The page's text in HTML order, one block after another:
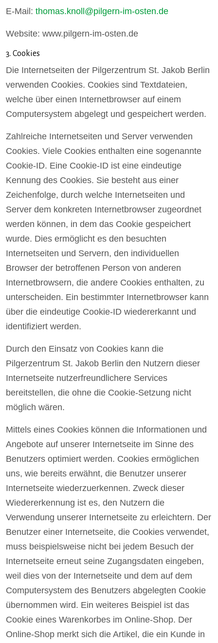
E-Mail: thomas.knoll@pilgern-im-osten.de
Website: www.pilgern-im-osten.de
3. Cookies
Die Internetseiten der Pilgerzentrum St. Jakob Berlin
verwenden Cookies. Cookies sind Textdateien,
welche über einen Internetbrowser auf einem
Computersystem abgelegt und gespeichert werden.
Zahlreiche Internetseiten und Server verwenden
Cookies. Viele Cookies enthalten eine sogenannte
Cookie-ID. Eine Cookie-ID ist eine eindeutige
Kennung des Cookies. Sie besteht aus einer
Zeichenfolge, durch welche Internetseiten und
Server dem konkreten Internetbrowser zugeordnet
werden können, in dem das Cookie gespeichert
wurde. Dies ermöglicht es den besuchten
Internetseiten und Servern, den individuellen
Browser der betroffenen Person von anderen
Internetbrowsern, die andere Cookies enthalten, zu
unterscheiden. Ein bestimmter Internetbrowser kann
über die eindeutige Cookie-ID wiedererkannt und
identifiziert werden.
Durch den Einsatz von Cookies kann die
Pilgerzentrum St. Jakob Berlin den Nutzern dieser
Internetseite nutzerfreundlichere Services
bereitstellen, die ohne die Cookie-Setzung nicht
möglich wären.
Mittels eines Cookies können die Informationen und
Angebote auf unserer Internetseite im Sinne des
Benutzers optimiert werden. Cookies ermöglichen
uns, wie bereits erwähnt, die Benutzer unserer
Internetseite wiederzuerkennen. Zweck dieser
Wiedererkennung ist es, den Nutzern die
Verwendung unserer Internetseite zu erleichtern. Der
Benutzer einer Internetseite, die Cookies verwendet,
muss beispielsweise nicht bei jedem Besuch der
Internetseite erneut seine Zugangsdaten eingeben,
weil dies von der Internetseite und dem auf dem
Computersystem des Benutzers abgelegten Cookie
übernommen wird. Ein weiteres Beispiel ist das
Cookie eines Warenkorbes im Online-Shop. Der
Online-Shop merkt sich die Artikel, die ein Kunde in